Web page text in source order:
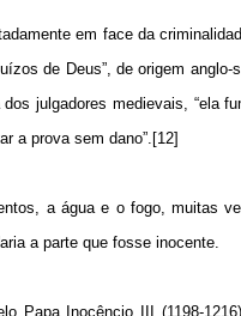
em face da
de Deus”, de origem
julgadores medievais, “ela
a prova sem dano”.[12]
a água e o fogo, muitas
a parte que fosse inocente.
Papa Inocêncio III (1198-